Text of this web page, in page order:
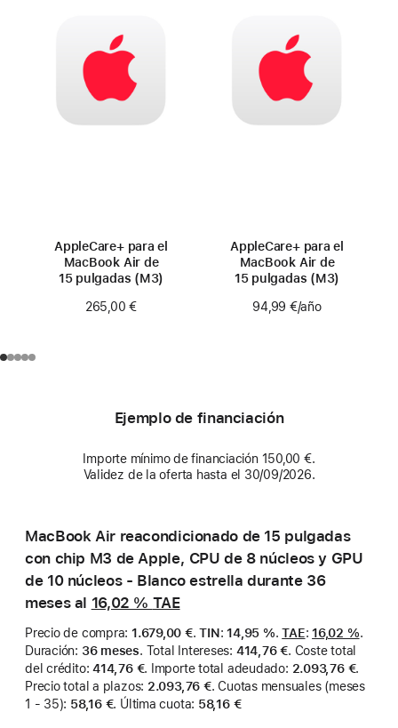
AppleCare+ para el
MacBook Air de
15 pulgadas (M3)
265,00 €
AppleCare+ para el
MacBook Air de
15 pulgadas (M3)
94,99 €/año
Ejemplo de financiación
Importe mínimo de financiación 150,00 €.
Validez de la oferta hasta el 30/09/2026.
MacBook Air reacondicionado de 15 pulgadas
con chip M3 de Apple, CPU de 8 núcleos y GPU
de 10 núcleos - Blanco estrella durante 36
meses al 16,02 % TAE
Precio de compra: 1.679,00 €.TIN: 14,95 %.TAE: 16,02 %.
Duración: 36 meses. Total Intereses: 414,76 €. Coste total
del crédito: 414,76 €. Importe total adeudado: 2.093,76 €.
Precio total a plazos: 2.093,76 €.Cuotas mensuales (meses
1 - 35): 58,16 €. Última cuota: 58,16 €